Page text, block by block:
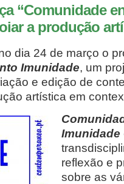
“Comunidade
a produção
dia 24 de março o
Imunidade, um
e edição de
artística em
Imunidade
reflexão e
sobre as